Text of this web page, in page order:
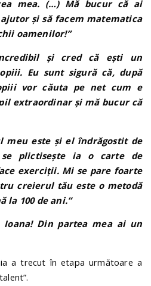
mea. (…) Mă bucur că ai
și să facem matematica
oamenilor!”
și cred că ești un
Eu sunt sigură că, după
vor căuta pe net cum e
extraordinar și mă bucur că
meu este și el îndrăgostit de
se plictisește ia o carte de
exerciții. Mi se pare foarte
creierul tău este o metodă
la 100 de ani.”
Ioana! Din partea mea ai un
a trecut în etapa următoare a